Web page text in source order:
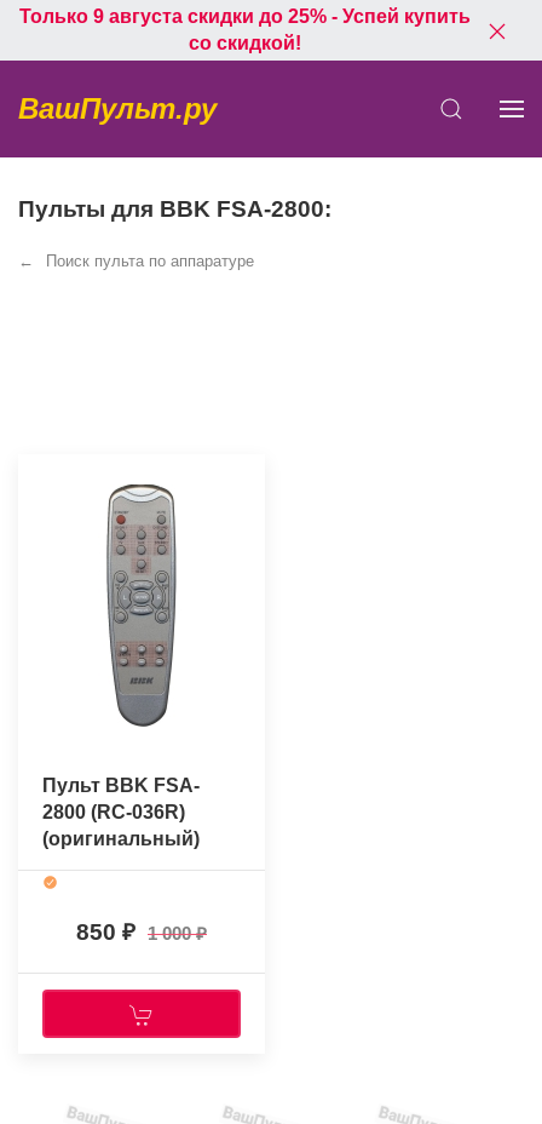
Только 9 августа скидки до 25% - Успей купить
со скидкой!
ВашПульт.ру
Пульты для BBK FSA-2800:
Поиск пульта по аппаратуре
Пульт BBK FSA-
2800 (RC-036R)
(оригинальный)
850 1 000